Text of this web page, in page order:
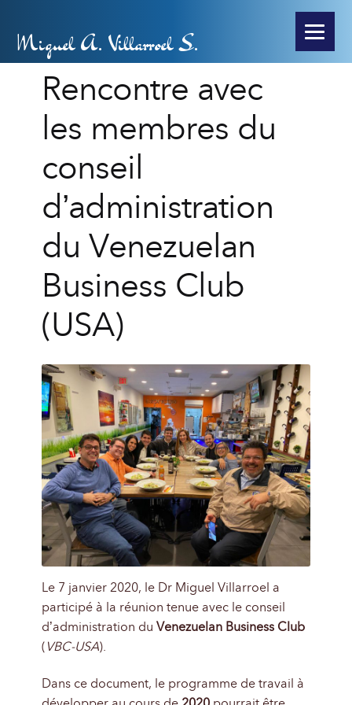
Miguel A. Villarroel S.
Rencontre avec
les membres du
conseil
d’administration
du Venezuelan
Business Club
(USA)
Le 7 janvier 2020, le Dr Miguel Villarroel a
participé à la réunion tenue avec le conseil
d’administration du Venezuelan Business Club
( VBC-USA).
Dans ce document, le programme de travail à